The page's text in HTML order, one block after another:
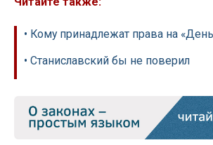
• Кому принадлежат права на
• Станиславский бы не поверил